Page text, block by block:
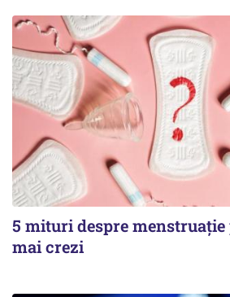
5 mituri despre menstruație
mai crezi